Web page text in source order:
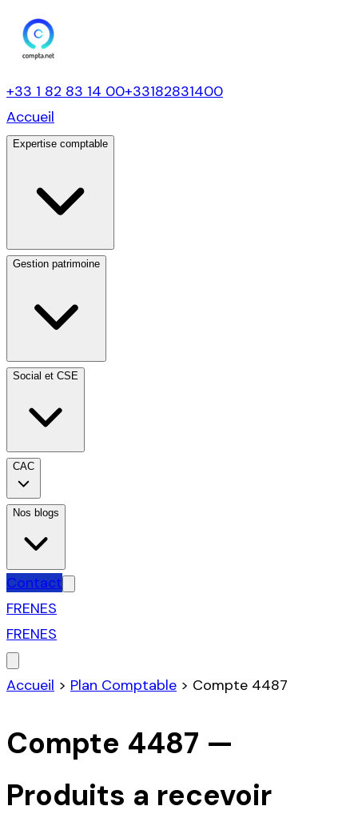
+33 1 82 83 14 00+33182831400
Accueil
Expertise comptable
Gestion patrimoine
Social et CSE
CAC
Nos blogs
Contact
FRENES
FRENES
Accueil > Plan Comptable > Compte 4487
Compte 4487 —
Produits a recevoir